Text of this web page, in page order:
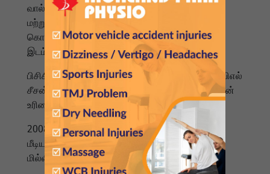
வால்மார்ட் நிறுவனத்தின் உரிமையாளர் ராப் வால்டன்
மற்றும் டெட்ராய்ட் லயன்ஸ் அணியை உரிமையாகக்
கொண்ட ஹாம்ப் குடும்பத்தினரும் இந்தக் குழுவில்
இடம்பெற்றுள்ளனர்.
பிசிசிஐ-யின் (BCCI) ஒப்புதலுக்கு உட்பட்டு, 2026 ஐபிஎல்
சீசன் நிறைவடைந்த பிறகு, சோமானி இந்த அணியின்
உரிமையை ஏற்றுக்கொள்வார்.
2008 ஆம் ஆண்டில், மனோஜ் படாலேவின் 'எமர்ஜிங்
மீடியா' குழுவால் இந்த அணி வெறும் $67
மில்லியனுக்கு மட்டுமே வாங்கப்பட்டிருந்தது.